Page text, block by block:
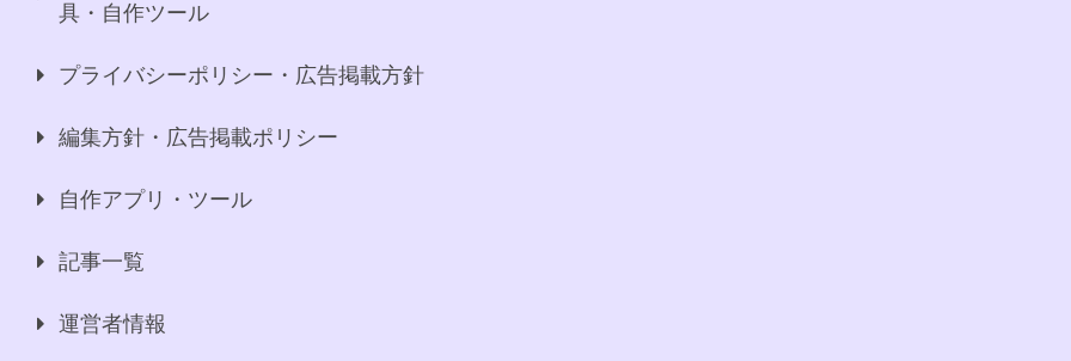
具・自作ツール
プライバシーポリシー・広告掲載方針
編集方針・広告掲載ポリシー
自作アプリ・ツール
記事一覧
運営者情報